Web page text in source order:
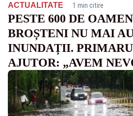
ACTUALITATE· 1 min citire
PESTE 600 DE
BROȘTENI NU MAI
INUNDAȚII.
AJUTOR: „AVEM